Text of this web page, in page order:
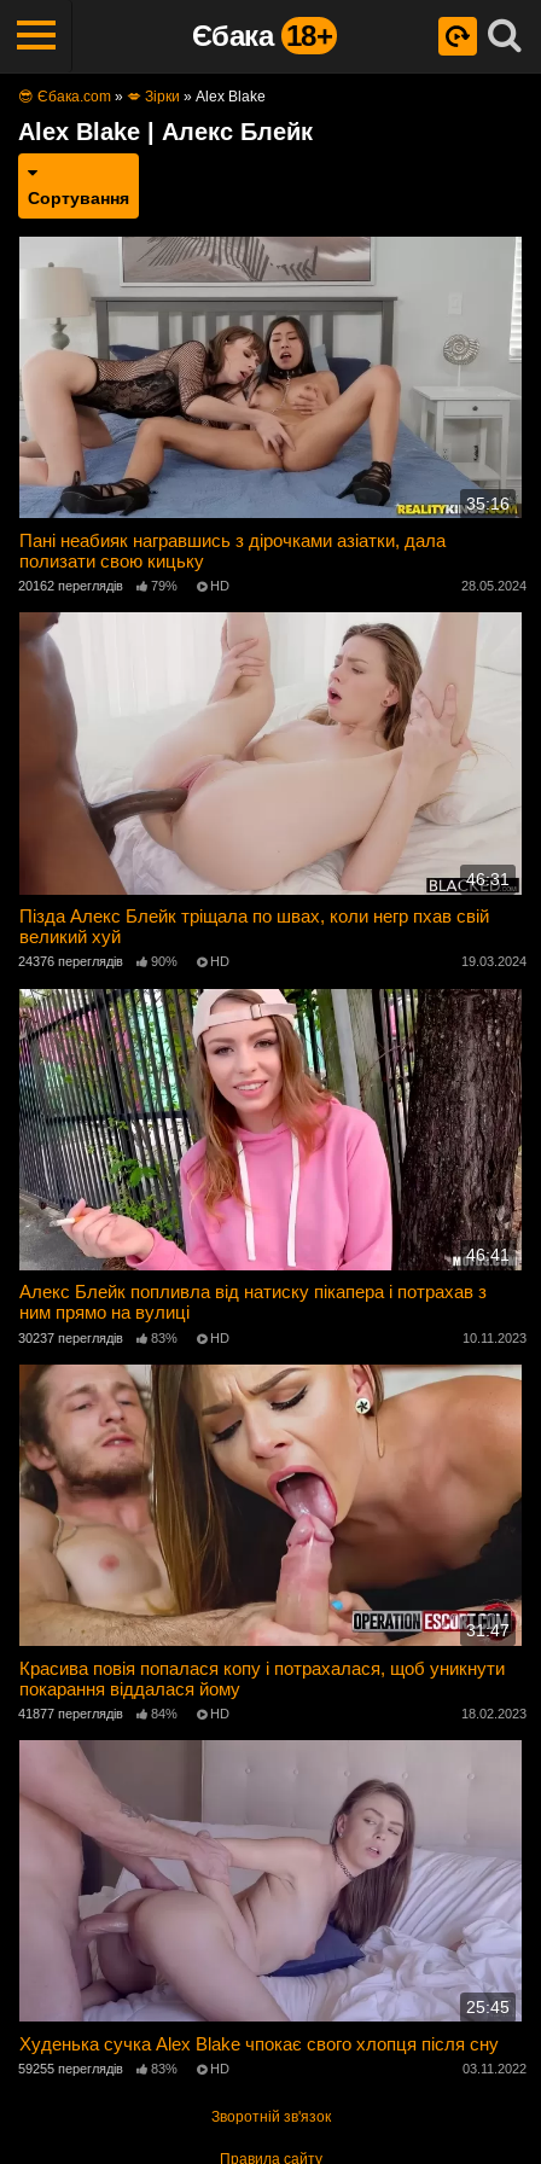
Єбака 18+
😎 Єбака.com » 💋 Зірки » Alex Blake
Alex Blake | Алекс Блейк
Сортування
35:16
Пані неабияк награвшись з дірочками азіатки, дала
полизати свою кицьку
20162 переглядів 79% HD 28.05.2024
46:31
Пізда Алекс Блейк тріщала по швах, коли негр пхав свій
великий хуй
24376 переглядів 90% HD 19.03.2024
46:41
Алекс Блейк попливла від натиску пікапера і потрахав з
ним прямо на вулиці
30237 переглядів 83% HD 10.11.2023
31:47
Красива повія попалася копу і потрахалася, щоб уникнути
покарання віддалася йому
41877 переглядів 84% HD 18.02.2023
25:45
Худенька сучка Alex Blake чпокає свого хлопця після сну
59255 переглядів 83% HD 03.11.2022
Зворотній зв'язок
Правила сайту